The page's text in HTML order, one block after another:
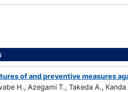
of and preventive measures
H., Azegami T., Takeda A.,